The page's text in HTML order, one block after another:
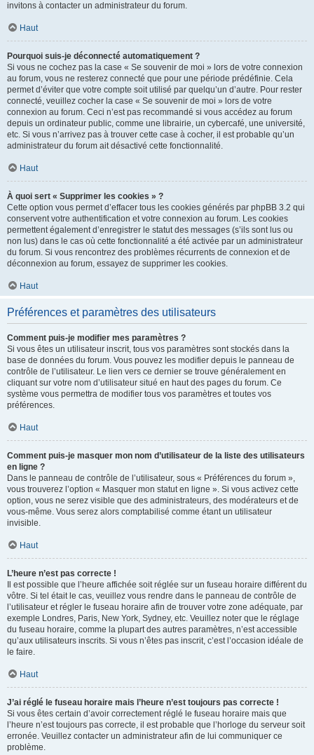
invitons à contacter un administrateur du forum.
Haut
Pourquoi suis-je déconnecté automatiquement ?
Si vous ne cochez pas la case « Se souvenir de moi » lors de votre connexion
au forum, vous ne resterez connecté que pour une période prédéfinie. Cela
permet d’éviter que votre compte soit utilisé par quelqu’un d’autre. Pour rester
connecté, veuillez cocher la case « Se souvenir de moi » lors de votre
connexion au forum. Ceci n’est pas recommandé si vous accédez au forum
depuis un ordinateur public, comme une librairie, un cybercafé, une université,
etc. Si vous n’arrivez pas à trouver cette case à cocher, il est probable qu’un
administrateur du forum ait désactivé cette fonctionnalité.
Haut
À quoi sert « Supprimer les cookies » ?
Cette option vous permet d’effacer tous les cookies générés par phpBB 3.2 qui
conservent votre authentification et votre connexion au forum. Les cookies
permettent également d’enregistrer le statut des messages (s’ils sont lus ou
non lus) dans le cas où cette fonctionnalité a été activée par un administrateur
du forum. Si vous rencontrez des problèmes récurrents de connexion et de
déconnexion au forum, essayez de supprimer les cookies.
Haut
Préférences et paramètres des utilisateurs
Comment puis-je modifier mes paramètres ?
Si vous êtes un utilisateur inscrit, tous vos paramètres sont stockés dans la
base de données du forum. Vous pouvez les modifier depuis le panneau de
contrôle de l’utilisateur. Le lien vers ce dernier se trouve généralement en
cliquant sur votre nom d’utilisateur situé en haut des pages du forum. Ce
système vous permettra de modifier tous vos paramètres et toutes vos
préférences.
Haut
Comment puis-je masquer mon nom d’utilisateur de la liste des utilisateurs
en ligne ?
Dans le panneau de contrôle de l’utilisateur, sous « Préférences du forum »,
vous trouverez l’option « Masquer mon statut en ligne ». Si vous activez cette
option, vous ne serez visible que des administrateurs, des modérateurs et de
vous-même. Vous serez alors comptabilisé comme étant un utilisateur
invisible.
Haut
L’heure n’est pas correcte !
Il est possible que l’heure affichée soit réglée sur un fuseau horaire différent du
vôtre. Si tel était le cas, veuillez vous rendre dans le panneau de contrôle de
l’utilisateur et régler le fuseau horaire afin de trouver votre zone adéquate, par
exemple Londres, Paris, New York, Sydney, etc. Veuillez noter que le réglage
du fuseau horaire, comme la plupart des autres paramètres, n’est accessible
qu’aux utilisateurs inscrits. Si vous n’êtes pas inscrit, c’est l’occasion idéale de
le faire.
Haut
J’ai réglé le fuseau horaire mais l’heure n’est toujours pas correcte !
Si vous êtes certain d’avoir correctement réglé le fuseau horaire mais que
l’heure n’est toujours pas correcte, il est probable que l’horloge du serveur soit
erronée. Veuillez contacter un administrateur afin de lui communiquer ce
problème.